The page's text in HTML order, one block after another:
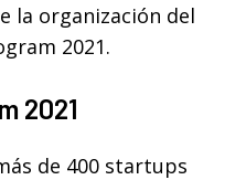
la organización del
2021.
2021
de 400 startups